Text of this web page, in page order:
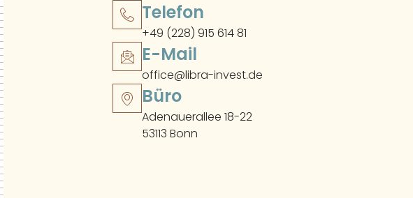
Telefon
+49 (228) 915 614 81
E-Mail
office@libra-invest.de
Büro
Adenauerallee 18-22
53113 Bonn